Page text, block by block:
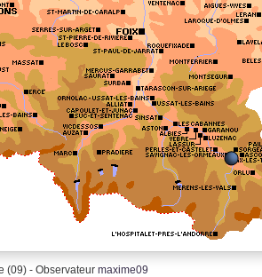
(09) - Observateur maxime09